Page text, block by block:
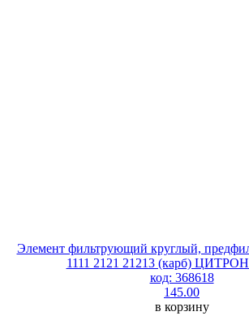
Элемент фильтрующий круглый,
1111 2121 21213 (карб)
код: 368618
145.00
в корзину